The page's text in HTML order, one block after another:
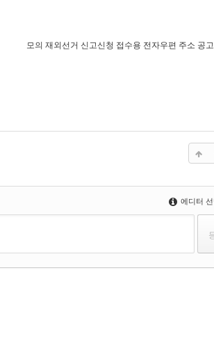
모의 재외선거 신고신청 접수용 전자우편 주소 공고
에디터